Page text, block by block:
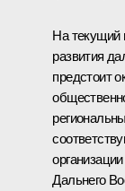
На текущий
развития
предстоит
Дальнего